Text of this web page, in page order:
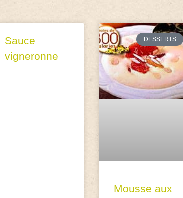
Sauce
vigneronne
DESSERTS
Mousse aux